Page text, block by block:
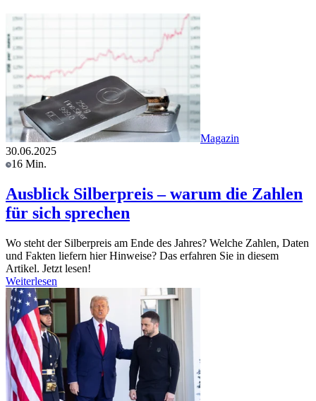
Magazin
30.06.2025
16 Min.
Ausblick Silberpreis – warum die Zahlen
für sich sprechen
Wo steht der Silberpreis am Ende des Jahres? Welche Zahlen, Daten
und Fakten liefern hier Hinweise? Das erfahren Sie in diesem
Artikel. Jetzt lesen!
Weiterlesen